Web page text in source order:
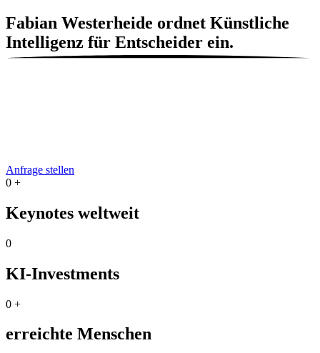
Fabian Westerheide ordnet Künstliche
Intelligenz für Entscheider ein.
Anfrage stellen
0 +
Keynotes weltweit
0
KI-Investments
0 +
erreichte Menschen